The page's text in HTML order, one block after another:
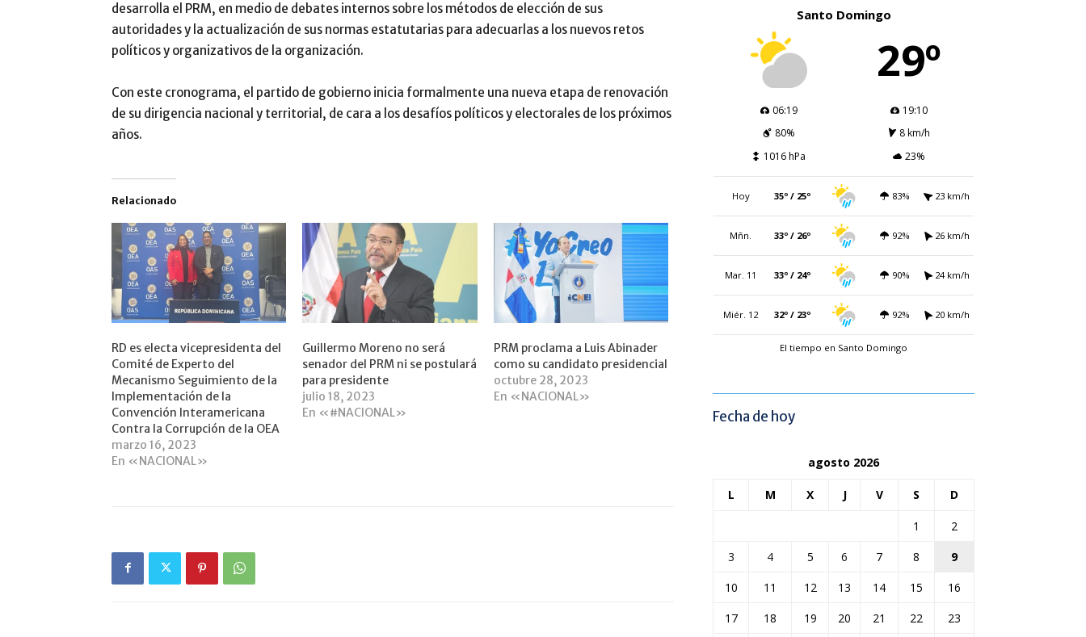
desarrolla el PRM, en medio de debates internos sobre los métodos de elección de sus
autoridades y la actualización de sus normas estatutarias para adecuarlas a los nuevos retos
políticos y organizativos de la organización.
Con este cronograma, el partido de gobierno inicia formalmente una nueva etapa de renovación
de su dirigencia nacional y territorial, de cara a los desafíos políticos y electorales de los próximos
años.
Relacionado
RD es electa vicepresidenta del
Comité de Experto del
Mecanismo Seguimiento de la
Implementación de la
Convención Interamericana
Contra la Corrupción de la OEA
marzo 16, 2023
En «NACIONAL»
Guillermo Moreno no será
senador del PRM ni se postulará
para presidente
julio 18, 2023
En «#NACIONAL»
PRM proclama a Luis Abinader
como su candidato presidencial
octubre 28, 2023
En «NACIONAL»
Santo Domingo
29º
06:19
19:10
80%
8 km/h
1016 hPa
23%
Hoy 35º / 25º 83% 23 km/h
Mñn. 33º / 26º 92% 26 km/h
Mar. 11 33º / 24º 90% 24 km/h
Miér. 12 32º / 23º 92% 20 km/h
El tiempo en Santo Domingo
Fecha de hoy
agosto 2026
L M X J V S D
1
2
3
4 5 6 7 8
9
10
11 12 13 14 15
16
17
18 19 20 21 22
23